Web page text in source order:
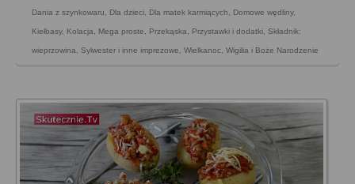
Dania z szynkowaru Dla dzieci Dla matek karmiących Domowe wędliny,
Kiełbasy, Kolacja Mega proste Przekąska Przystawki i dodatki Składnik:
wieprzowina Sylwester i inne imprezowe Wielkanoc Wigilia i Boże Narodzenie